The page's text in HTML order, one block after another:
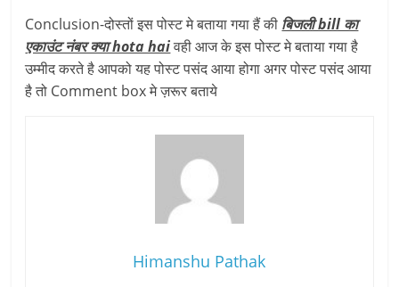
Conclusion-दोस्तों इस पोस्ट मे बताया गया हैं की बिजली bill का
एकाउंट नंबर क्या hota haiवही आज के इस पोस्ट मे बताया गया है
उम्मीद करते है आपको यह पोस्ट पसंद आया होगा अगर पोस्ट पसंद आया
है तो Comment box मे ज़रूर बताये
Himanshu Pathak